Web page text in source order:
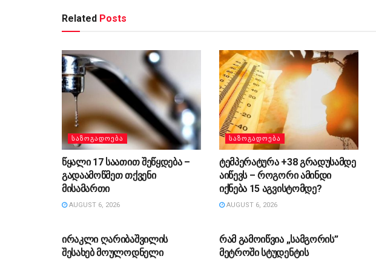
Related Posts
ᲡᲐᲖᲝᲒᲐᲓᲝᲔᲑᲐ
წყალი 17 საათით შეწყდება –
გადაამოწმეთ თქვენი
მისამართი
AUGUST 6, 2026
ᲡᲐᲖᲝᲒᲐᲓᲝᲔᲑᲐ
ტემპერატურა +38 გრადუსამდე
აიწევს – როგორი ამინდი
იქნება 15 აგვისტომდე?
AUGUST 6, 2026
ირაკლი ღარიბაშვილის
შესახებ მოულოდნელი
რამ გამოიწვია „სამგორის”
მეტროში სტუდენტის